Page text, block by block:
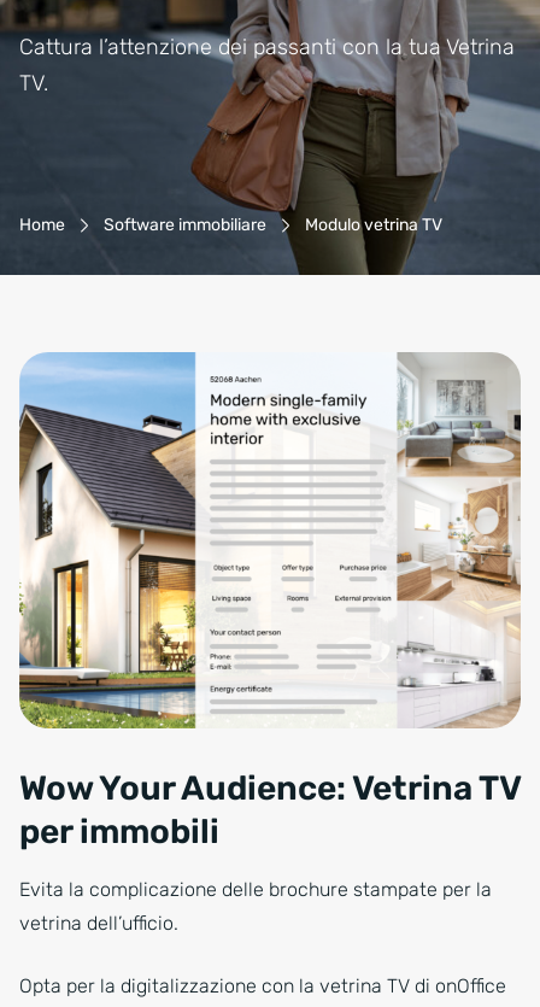
Cattura l’attenzione dei passanti con la tua Vetrina
TV.
Navigazione Breadcrumb
Home Software immobiliare Modulo vetrina TV
Wow Your Audience: Vetrina TV
per immobili
Evita la complicazione delle brochure stampate per la
vetrina dell’ufficio.
Opta per la digitalizzazione con la vetrina TV di onOffice